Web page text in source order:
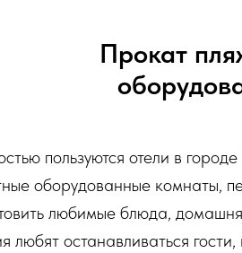
Прокат
пользуются отели в
оборудованные комнаты,
любимые блюда,
любят останавливаться